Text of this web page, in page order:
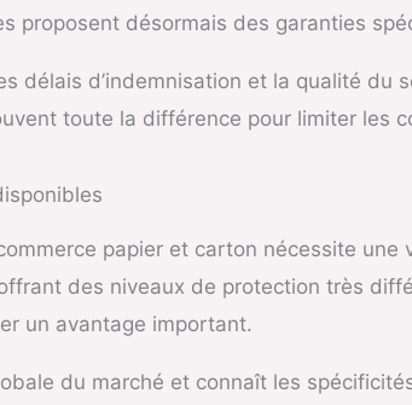
proposent désormais des garanties
délais d’indemnisation et la qualité du
toute la différence pour limiter les
papier et carton nécessite
des niveaux de protection très
un avantage important.
du marché et connaît les